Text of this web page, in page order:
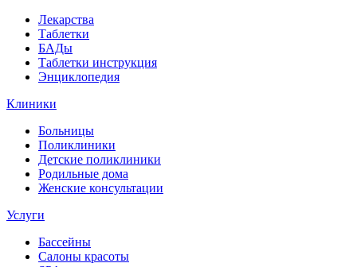
Лекарства
Таблетки
БАДы
Таблетки инструкция
Энциклопедия
Клиники
Больницы
Поликлиники
Детские поликлиники
Родильные дома
Женские консультации
Услуги
Бассейны
Салоны красоты